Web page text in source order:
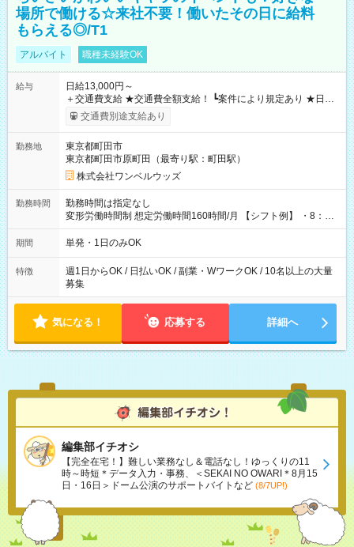
場所で働ける☆来社不要！働いたその日に給料
もらえる◎/T1
アルバイト 職種未経験OK
給与
日給13,000円～
＋交通費支給 ★交通費全額支給！ ┗案件により規定あり ★日払
いOK！（規定あり） ┗働いたその日に現金GET♪ お仕事後はコ
ンビニATMから 日払い分を引き落とせます！ 【試用期間】試
交通費別途支給あり
勤務地
東京都町田市
東京都町田市原町田（最寄り駅：町田駅）
株式会社ワンベルウッズ
勤務時間
勤務時間は指定なし
変形労働時間制 想定労働時間160時間/月 【シフト例】 ・8：00
～21：00
期間 単発・1日のみOK
特徴
週1日からOK / 日払いOK / 副業・WワークOK / 10名以上の大量
募集
気になる！ 応募する 詳細へ
編集部イチオシ
【完全在宅！】難しい業務なし＆電話なし！ゆっくりの11
時～時短＊データ入力・事務、＜SEKAI NO OWARI＊8月15
日・16日＞ドーム公演のサポートバイトなど (8/7UP!)